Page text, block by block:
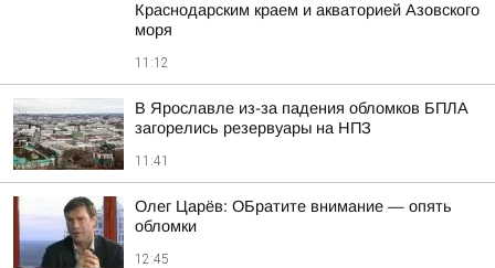
Краснодарским краем и акваторией Азовского
моря
11:12
В Ярославле из-за падения обломков БПЛА
загорелись резервуары на НПЗ
11:41
Олег Царёв: ОБратите внимание — опять
обломки
12:45